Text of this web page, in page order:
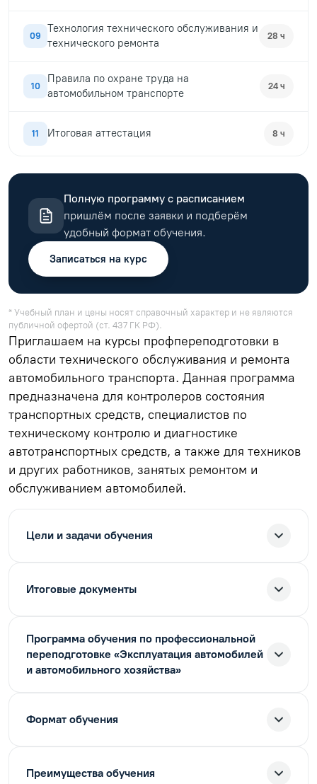
09
Технология технического обслуживания и
технического ремонта
28 ч
10
Правила по охране труда на
автомобильном транспорте
24 ч
11 Итоговая аттестация 8 ч
Полную программу с расписанием
пришлём после заявки и подберём
удобный формат обучения.
Записаться на курс
* Учебный план и цены носят справочный характер и не являются
публичной офертой (ст. 437 ГК РФ).
Приглашаем на курсы профпереподготовки в
области технического обслуживания и ремонта
автомобильного транспорта. Данная программа
предназначена для контролеров состояния
транспортных средств, специалистов по
техническому контролю и диагностике
автотранспортных средств, а также для техников
и других работников, занятых ремонтом и
обслуживанием автомобилей.
Цели и задачи обучения
Итоговые документы
Программа обучения по профессиональной
переподготовке «Эксплуатация автомобилей
и автомобильного хозяйства»
Формат обучения
Преимущества обучения